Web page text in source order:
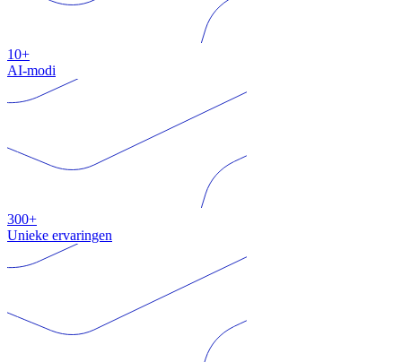
10+
AI-modi
300+
Unieke ervaringen